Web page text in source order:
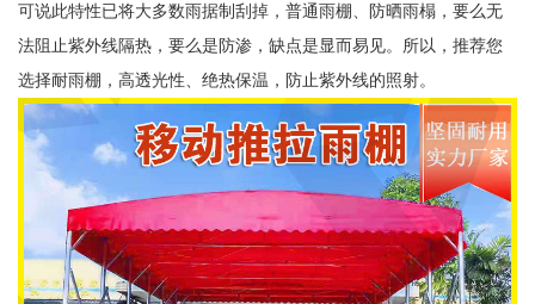
可说此特性已将大多数雨据制刮掉，普通雨棚、防晒雨榻，要么无
法阻止紫外线隔热，要么是防渗，缺点是显而易见。所以，推荐您
选择耐雨棚，高透光性、绝热保温，防止紫外线的照射。